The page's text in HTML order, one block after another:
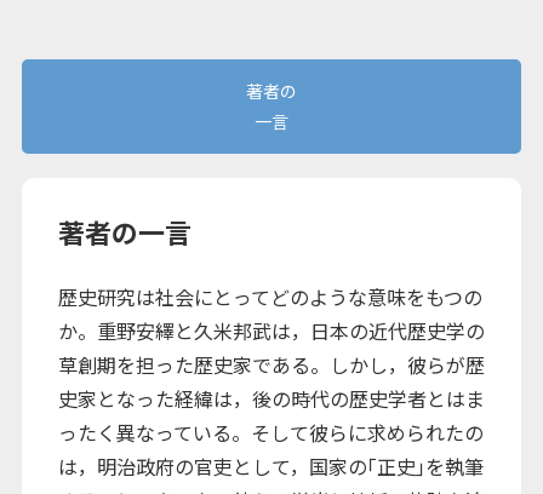
著者の
一言
著者の一言
歴史研究は社会にとってどのような意味をもつの
か。重野安繹と久米邦武は，日本の近代歴史学の
草創期を担った歴史家である。しかし，彼らが歴
史家となった経緯は，後の時代の歴史学者とはま
ったく異なっている。そして彼らに求められたの
は，明治政府の官吏として，国家の｢正史｣を執筆